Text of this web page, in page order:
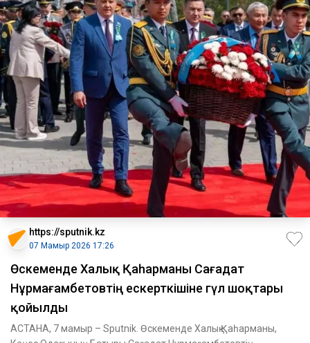
https://sputnik.kz
07 Мамыр 2026 17:26
Өскеменде Халық Қаһарманы Сағадат
Нұрмағамбетовтің ескерткішіне гүл шоқтары
қойылды
АСТАНА, 7 мамыр – Sputnik. Өскеменде Халық Қаһарманы,